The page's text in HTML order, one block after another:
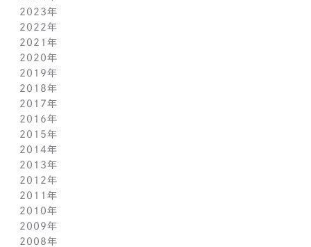
6月(5)
5月(6)
4月(12)
3月(13)
2月(9)
1月(4)
11月(5)
10月(8)
9月(12)
8月(8)
7月(10)
6月(6)
5月(7)
4月(11)
3月(9)
2月(10)
1月(5)
12月(7)
11月(5)
10月(12)
9月(4)
8月(5)
7月(11)
6月(7)
5月(5)
4月(11)
3月(6)
2月(13)
1月(2)
2023年
12月(3)
11月(13)
10月(11)
9月(3)
8月(5)
7月(8)
6月(2)
5月(12)
4月(5)
3月(8)
2月(9)
1月(3)
2022年
12月(2)
11月(4)
10月(4)
9月(1)
8月(3)
7月(6)
6月(2)
5月(4)
4月(6)
3月(8)
2月(8)
1月(2)
2021年
12月(4)
11月(2)
10月(6)
9月(3)
8月(2)
7月(7)
6月(1)
5月(5)
4月(6)
3月(9)
2月(7)
1月(3)
2020年
12月(2)
11月(3)
10月(5)
9月(3)
8月(3)
7月(5)
6月(1)
5月(3)
4月(6)
3月(3)
2月(6)
1月(1)
2019年
12月(2)
11月(3)
10月(4)
9月(1)
8月(4)
7月(5)
6月(1)
5月(4)
4月(5)
3月(4)
2月(4)
2018年
12月(2)
11月(7)
10月(8)
9月(7)
8月(8)
7月(7)
6月(7)
5月(9)
4月(7)
3月(6)
2017年
12月(2)
11月(5)
10月(5)
9月(5)
8月(6)
7月(7)
6月(1)
5月(3)
4月(3)
2016年
12月(2)
11月(3)
10月(7)
9月(2)
8月(3)
7月(6)
6月(5)
5月(4)
2015年
12月(3)
11月(6)
10月(7)
9月(3)
8月(8)
7月(7)
6月(5)
2014年
12月(2)
11月(7)
10月(7)
9月(6)
8月(5)
7月(9)
2013年
12月(6)
11月(6)
10月(5)
9月(7)
8月(4)
2012年
12月(1)
11月(1)
10月(1)
9月(1)
2011年
12月(1)
11月(1)
10月(2)
2010年
12月(1)
11月(1)
2009年
11月(6)
2008年